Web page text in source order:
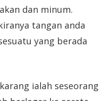
dan minum.
tangan anda
yang berada
ialah seseorang